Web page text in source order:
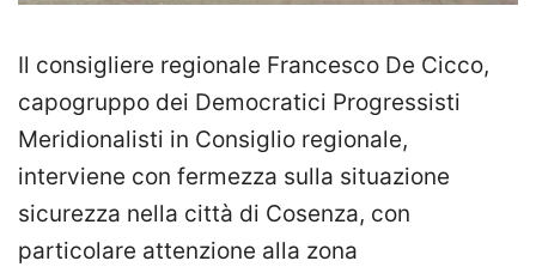
Il consigliere regionale Francesco De Cicco,
capogruppo dei Democratici Progressisti
Meridionalisti in Consiglio regionale,
interviene con fermezza sulla situazione
sicurezza nella città di Cosenza, con
particolare attenzione alla zona